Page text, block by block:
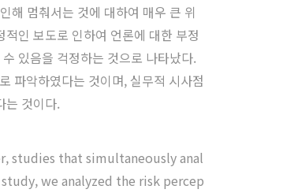
해 멈춰서는 것에 대하여 매우 큰 위
인 보도로 인하여 언론에 대한 부정
있음을 걱정하는 것으로 나타났다.
파악하였다는 것이며, 실무적 시사점
는 것이다.
studies that simultaneously anal
we analyzed the risk percep